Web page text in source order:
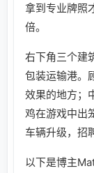
拿到专业牌照
倍。
右下角三个建
包装运输港。
效果的地方；
鸡在游戏中出
车辆升级，招
以下是博主